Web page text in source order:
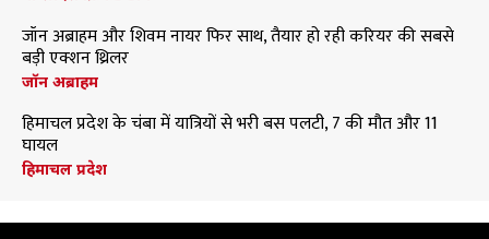
जॉन अब्राहम और शिवम नायर फिर साथ, तैयार हो रही करियर की सबसे
बड़ी एक्शन थ्रिलर
जॉन अब्राहम
हिमाचल प्रदेश के चंबा में यात्रियों से भरी बस पलटी, 7 की मौत और 11
घायल
हिमाचल प्रदेश